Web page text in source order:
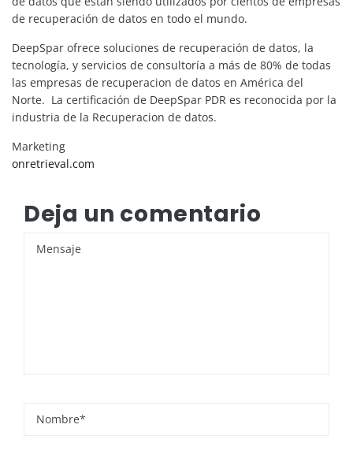
de recuperación de datos en todo el mundo.
DeepSpar ofrece soluciones de recuperación de datos, la
tecnología, y servicios de consultoría a más de 80% de todas
las empresas de recuperacion de datos en América del
Norte. La certificación de DeepSpar PDR es reconocida por la
industria de la Recuperacion de datos.
Marketing
onretrieval.com
Deja un comentario